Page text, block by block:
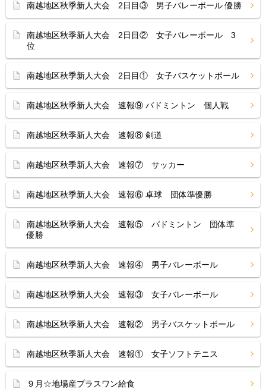
南越地区秋季新人大会 2日目③ 男子バレーボール 優勝
南越地区秋季新人大会 2日目② 女子バレーボール 3
位
南越地区秋季新人大会 2日目① 女子バスケットボール
南越地区秋季新人大会 速報⑨ バドミントン 個人戦
南越地区秋季新人大会 速報⑧ 剣道
南越地区秋季新人大会 速報⑦ サッカー
南越地区秋季新人大会 速報⑥ 卓球 団体準優勝
南越地区秋季新人大会 速報⑤ バドミントン 団体準
優勝
南越地区秋季新人大会 速報④ 男子バレーボール
南越地区秋季新人大会 速報③ 女子バレーボール
南越地区秋季新人大会 速報② 男子バスケットボール
南越地区秋季新人大会 速報① 女子ソフトテニス
９月☆地場産プラスワン給食